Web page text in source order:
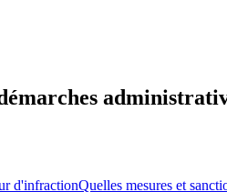
d'infractionQuelles mesures et